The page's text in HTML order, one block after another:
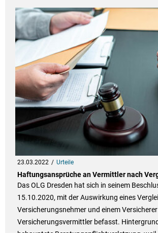
23.03.2022 Urteile
Haftungsansprüche an Vermittler nach
Das OLG Dresden hat sich in seinem
15.10.2020, mit der Auswirkung eines
Versicherungsnehmer und einem
Versicherungsvermittler befasst.